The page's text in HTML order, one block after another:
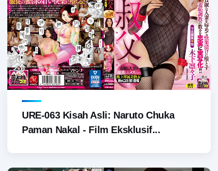
URE-063 Kisah Asli: Naruto Chuka
Paman Nakal - Film Eksklusif...